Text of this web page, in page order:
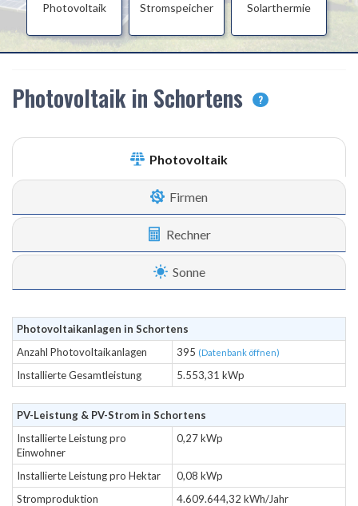
Photovoltaik Stromspeicher Solarthermie
Photovoltaik in Schortens ?
Photovoltaik
Firmen
Rechner
Sonne
Photovoltaikanlagen in Schortens
Anzahl Photovoltaikanlagen
395 (Datenbank öffnen)
Installierte Gesamtleistung 5.553,31 kWp
PV-Leistung & PV-Strom in Schortens
Installierte Leistung pro
Einwohner
0,27 kWp
Installierte Leistung pro Hektar
0,08 kWp
Stromproduktion
4.609.644,32 kWh/Jahr